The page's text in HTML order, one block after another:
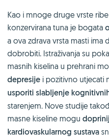
Kao i mnoge druge vrste
konzervirana tuna je bogata
a ova zdrava vrsta masti
dobrobiti. Istraživanja su
masnih kiselina u prehrani
depresije i pozitivno utjecati
usporiti slabljenje
starenjem. Nove studije
masne kiseline mogu
kardiovaskularnog sustava